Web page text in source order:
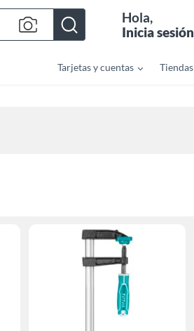
Hola,
Inicia sesión
Tarjetas y cuentas Tiendas